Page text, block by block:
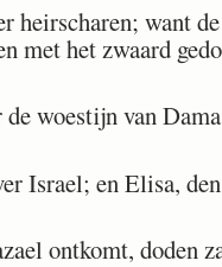
heirscharen; want
met het zwaard
woestijn van
Israel; en Elisa,
ontkomt, doden